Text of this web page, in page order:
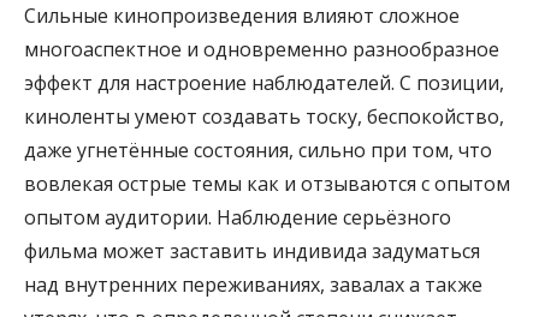
Сильные кинопроизведения влияют сложное
многоаспектное и одновременно разнообразное
эффект для настроение наблюдателей. С позиции,
киноленты умеют создавать тоску, беспокойство,
даже угнетённые состояния, сильно при том, что
вовлекая острые темы как и отзываются с опытом
опытом аудитории. Наблюдение серьёзного
фильма может заставить индивида задуматься
над внутренних переживаниях, завалах а также